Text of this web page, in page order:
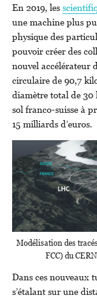
En 2019, les
une machine plus
physique des
pouvoir créer des
nouvel accélérateur
circulaire de 90,7
diamètre total de 30
sol franco-suisse à
15 milliards d’euros.
Modélisation des
FCC) du
Dans ces nouveaux
s’étalant sur une